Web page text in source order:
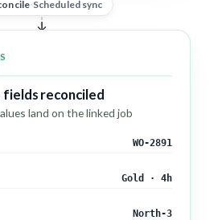
·Scheduled sync
fields reconciled
land on the linked job
WO-2891
Gold · 4h
North-3